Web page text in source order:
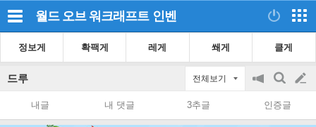
월드 오브 워크래프트 인벤
정보게 확팩게 레게 쐐게 클게
드루 전체보기
공
on/off
검
색
글
쓰
내글 내 댓글 3추글 인증글